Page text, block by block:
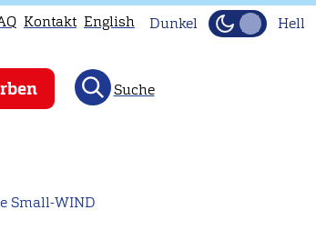
Kontakt English Dunkel Hell
Suche
Small-WIND